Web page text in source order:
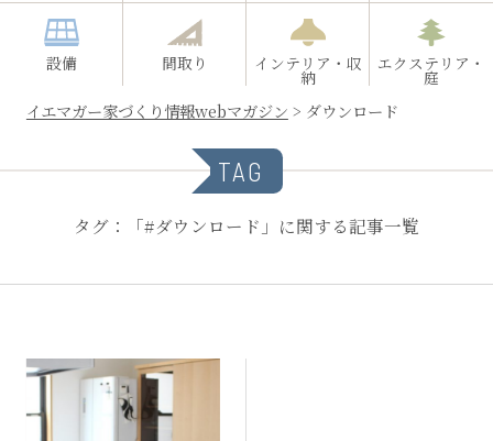
設備 間取り インテリア・収
納
エクステリア・
庭
イエマガー家づくり情報webマガジン > ダウンロード
TAG
タグ：「#ダウンロード」に関する記事一覧